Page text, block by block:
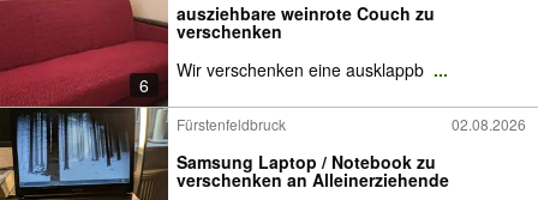
6
ausziehbare weinrote Couch zu
verschenken
Wir verschenken eine ausklappb ...
Fürstenfeldbruck 02.08.2026
Samsung Laptop / Notebook zu
verschenken an Alleinerziehende